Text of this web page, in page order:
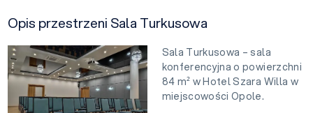
Opis przestrzeni Sala Turkusowa
Sala Turkusowa – sala
konferencyjna o powierzchni
84 m² w Hotel Szara Willa w
miejscowości Opole.